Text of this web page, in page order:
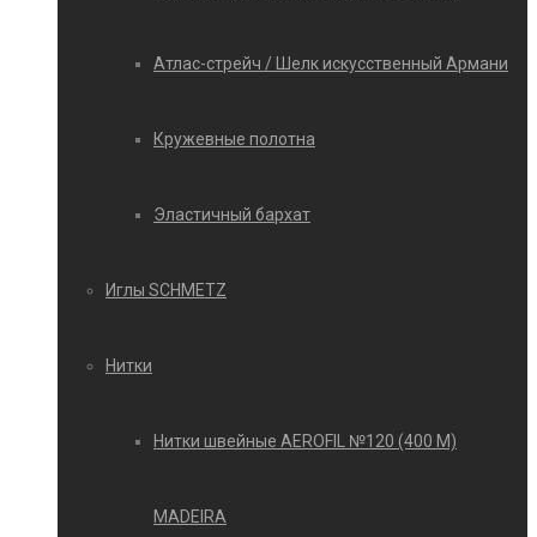
Атлас-стрейч / Шелк искусственный Армани
Кружевные полотна
Эластичный бархат
Иглы SCHMETZ
Нитки
Нитки швейные AEROFIL №120 (400 М)
MADEIRA